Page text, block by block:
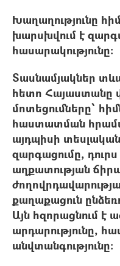
Խաղաղությունը
խարսխվում է
հասարակությունը։
Տասնամյակներ
հետո Հայաստանը
մոտեցումները՝
հաստատման
այդպիսի
զարգացումը,
աղքատության
քաղաքացուն
Այն հզորացնում է
արդարությունը,
անվտանգությունը։